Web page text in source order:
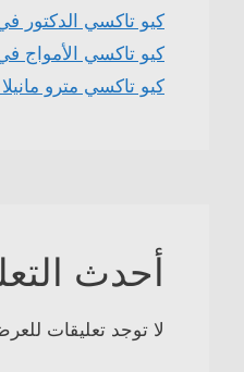
كيو تاكسي الدكتور
كيو تاكسي الأمواج
كيو تاكسي مترو
أحدث
لا توجد تعليقات